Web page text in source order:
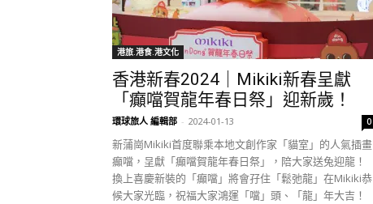
港旅.港食.港文化
香港新春2024｜Mikiki新春呈獻
「癲噹賀龍年春日祭」迎新歲！
環球旅人 編輯部 - 2024-01-13 0
新蒲崗Mikiki首度聯乘本地文創作家「貓室」的人氣插畫
癲噹，呈獻「癲噹賀龍年春日祭」，陪大家送兔迎龍！
換上喜慶新裝的「癲噹」將會孖住「鬆弛龍」在Mikiki恭
候大家光臨，祝福大家鴻運「噹」頭、「龍」年大吉！